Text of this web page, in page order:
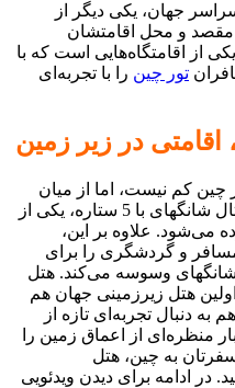
جهان، یکی دیگر از
و محل اقامتشان
از اقامتگاه‌هایی است که با
تور چین را با تجربه‌ای
در زیر زمین
چین کم نیست، اما از میان
، هتل اینترکانتیننتال شانگهای با 5 ستاره، یکی از
می‌شود. علاوه بر این،
و گردشگری را برای
شانگهای وسوسه می‌کند. هتل
و اولین هتل زیرزمینی جهان هم
دنبال تجربه‌ای تازه از
منظره‌ای از اعماق زمین را
به چین، هتل
در ادامه برای دیدن ویدئویی